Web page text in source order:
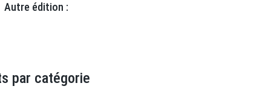
Autre édition :
par catégorie